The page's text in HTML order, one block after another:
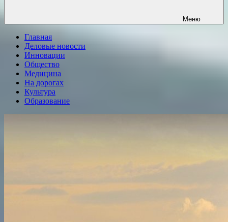
Меню
Главная
Деловые новости
Инновации
Общество
Медицина
На дорогах
Культура
Образование